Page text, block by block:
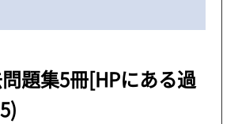
題集5冊[HPにある過